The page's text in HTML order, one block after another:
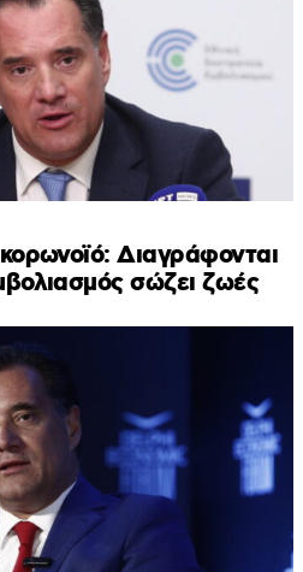
Διαγράφονται
σώζει ζωές